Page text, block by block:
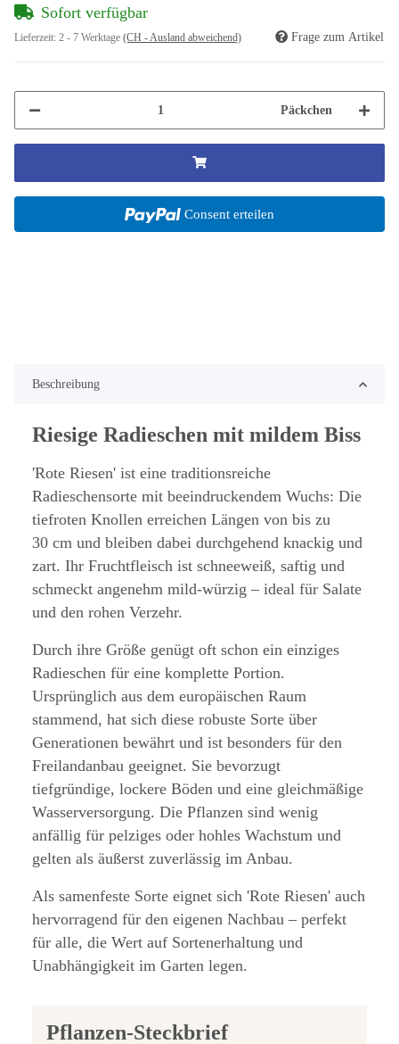
Sofort verfügbar
Lieferzeit: 2 - 7 Werktage (CH - Ausland abweichend) Frage zum Artikel
Päckchen
Consent erteilen
Beschreibung
Riesige Radieschen mit mildem Biss
'Rote Riesen' ist eine traditionsreiche
Radieschensorte mit beeindruckendem Wuchs: Die
tiefroten Knollen erreichen Längen von bis zu
30 cm und bleiben dabei durchgehend knackig und
zart. Ihr Fruchtfleisch ist schneeweiß, saftig und
schmeckt angenehm mild-würzig – ideal für Salate
und den rohen Verzehr.
Durch ihre Größe genügt oft schon ein einziges
Radieschen für eine komplette Portion.
Ursprünglich aus dem europäischen Raum
stammend, hat sich diese robuste Sorte über
Generationen bewährt und ist besonders für den
Freilandanbau geeignet. Sie bevorzugt
tiefgründige, lockere Böden und eine gleichmäßige
Wasserversorgung. Die Pflanzen sind wenig
anfällig für pelziges oder hohles Wachstum und
gelten als äußerst zuverlässig im Anbau.
Als samenfeste Sorte eignet sich 'Rote Riesen' auch
hervorragend für den eigenen Nachbau – perfekt
für alle, die Wert auf Sortenerhaltung und
Unabhängigkeit im Garten legen.
Pflanzen-Steckbrief